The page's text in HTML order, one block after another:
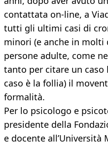
contattata on-line, a
tutti gli ultimi casi di
minori (e anche in
persone adulte, come
tanto per citare un
caso è la follia) il
formalità.
Per lo psicologo e
presidente della
e docente all’Università